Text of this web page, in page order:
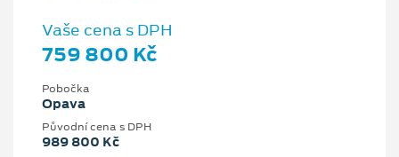
Vaše cena s DPH
759 800 Kč
Pobočka
Opava
Původní cena s DPH
989 800 Kč